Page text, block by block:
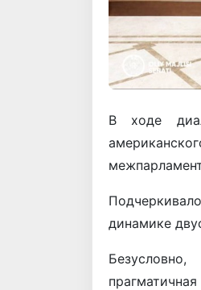
В ходе
динамике